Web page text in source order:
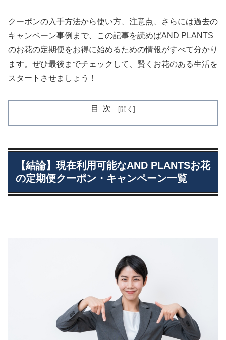
クーポンの入手方法から使い方、注意点、さらには過去の
キャンペーン事例まで、この記事を読めばAND PLANTS
のお花の定期便をお得に始めるための情報がすべて分かり
ます。ぜひ最後までチェックして、賢くお花のある生活を
スタートさせましょう！
目次
【結論】現在利用可能なAND PLANTSお花
の定期便クーポン・キャンペーン一覧